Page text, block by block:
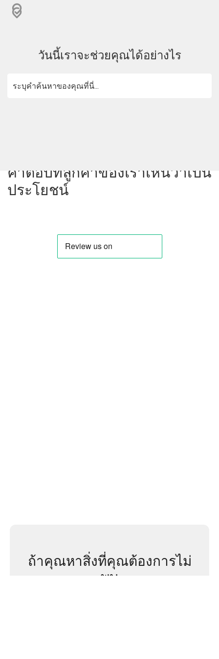
วันนี้เราจะช่วยคุณได้อย่างไร
คำตอบที่ลูกค้าของเราเห็นว่าเป็น
ประโยชน์
ถ้าคุณหาสิ่งที่คุณต้องการไม่
พบ